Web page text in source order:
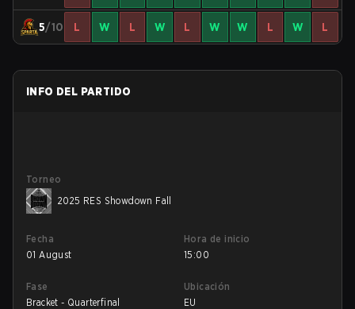
5/10 L W L W L W W L W L
INFO DEL PARTIDO
Torneo
2025 RES Showdown Fall
Fecha
01 August
Hora de inicio
15:00
Fase
Bracket - Quarterfinal
Ubicación
EU